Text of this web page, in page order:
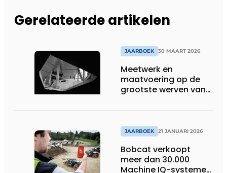
Gerelateerde artikelen
JAARBOEK 30 MAART 2026
Meetwerk en
maatvoering op de
grootste werven van
JAARBOEK 21 JANUARI 2026
Bobcat verkoopt
meer dan 30.000
Machine IQ-systemen